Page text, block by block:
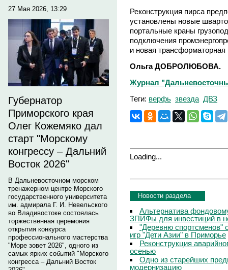
27 Мая 2026, 13:29
Губернатор
Приморского края
Олег Кожемяко дал
старт "Морскому
конгрессу – Дальний
Восток 2026"
В Дальневосточном морском
тренажерном центре Морского
государственного университета
им. адмирала Г. И. Невельского
во Владивостоке состоялась
торжественная церемония
открытия конкурса
профессионального мастерства
"Море зовет 2026", одного из
самых ярких событий "Морского
конгресса – Дальний Восток
Реконструкция пирса
установлены новые
портальные краны
подключения
и новая
Ольга ДОБРОЛЮБОВА.
Журнал
Теги: верфь звезда ДВЗ
Loading...
Новости раздела
Альтернатива
ЗПИФы для инвестиций в
"Деревню спортсменов"
игр "Дети Азии" в Приморье
Реконструкция
осенью
Одно из старейших
модернизацию